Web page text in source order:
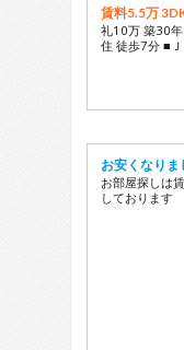
賃料5.5万
礼10万 築30
住 徒歩7分 ■
お安くなり
お部屋探しは
しております